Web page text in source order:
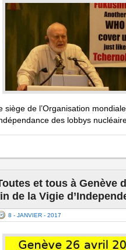
siège de l’Organisation
des lobbys
et tous à Genève
de la Vigie
8 - JANVIER - 2017